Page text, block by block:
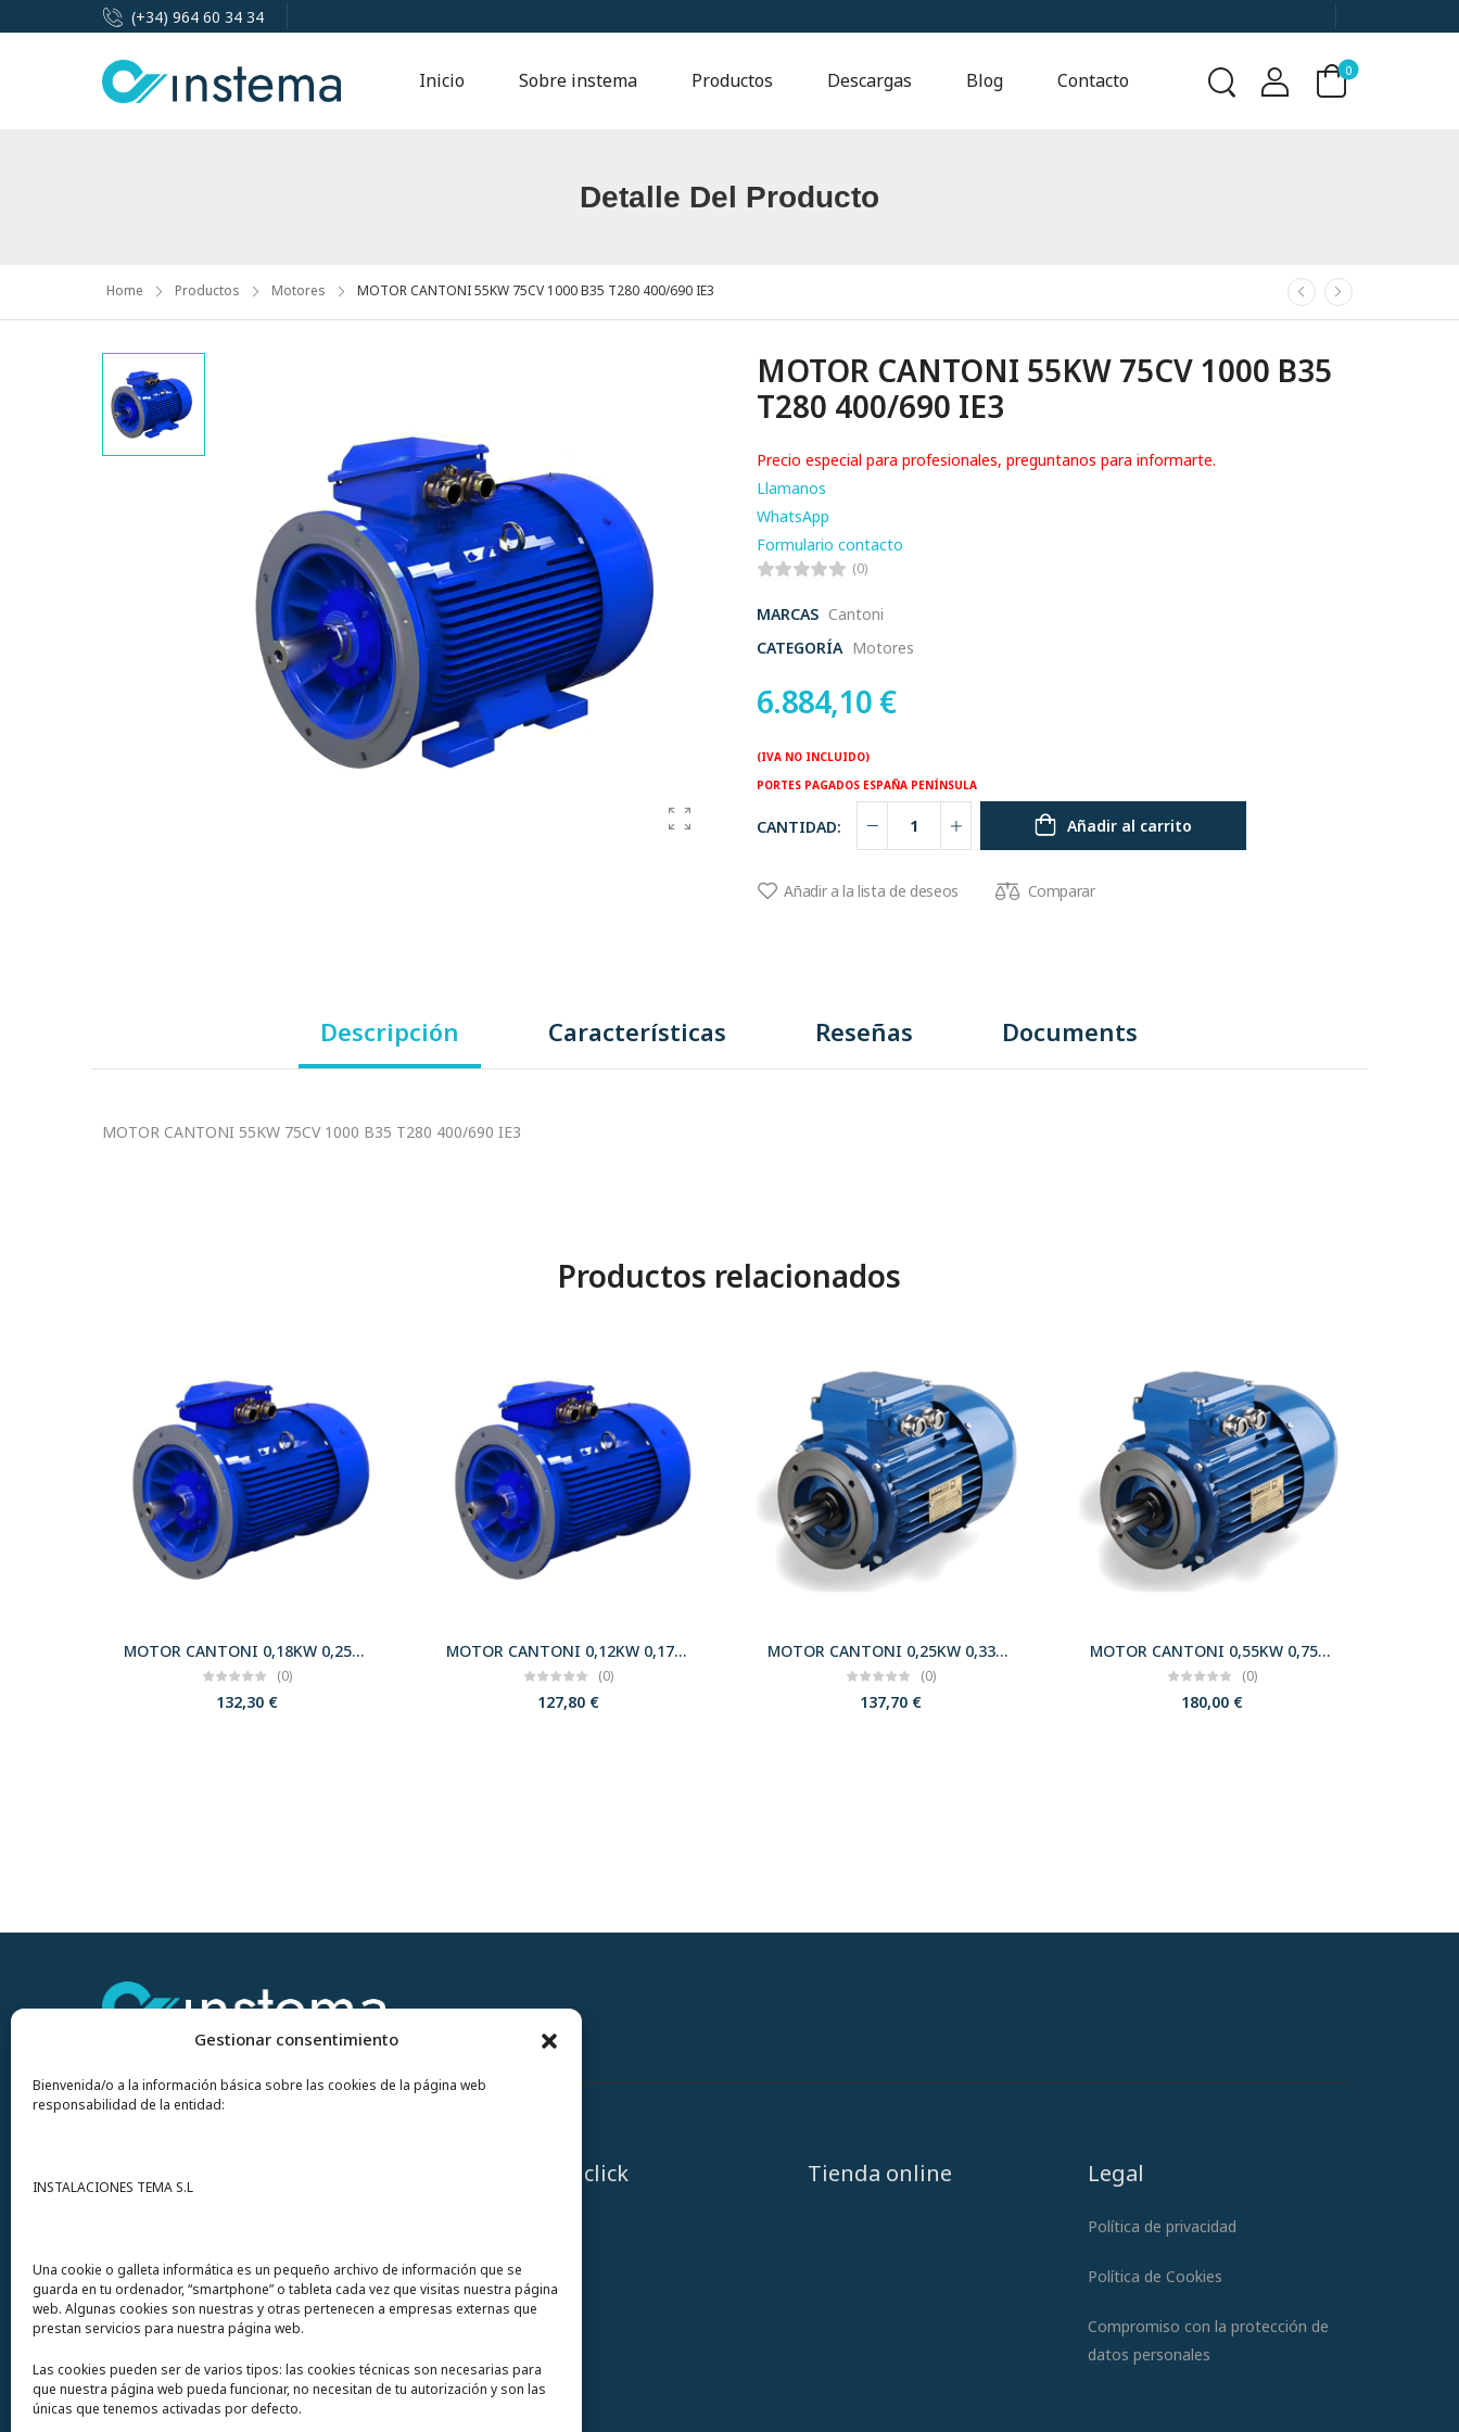
Gestionar consentimiento
Bienvenida/o a la información básica sobre las cookies de la página web
responsabilidad de la entidad:
INSTALACIONES TEMA S.L
Una cookie o galleta informática es un pequeño archivo de información que se
guarda en tu ordenador, “smartphone” o tableta cada vez que visitas nuestra página
web. Algunas cookies son nuestras y otras pertenecen a empresas externas que
prestan servicios para nuestra página web.
Las cookies pueden ser de varios tipos: las cookies técnicas son necesarias para
que nuestra página web pueda funcionar, no necesitan de tu autorización y son las
únicas que tenemos activadas por defecto.
(+34) 964 60 34 34
Inicio Sobre instema Productos Descargas Blog Contacto 0
Detalle Del Producto
Home Productos Motores MOTOR CANTONI 55KW 75CV 1000 B35 T280 400/690 IE3
MOTOR CANTONI 55KW 75CV 1000 B35
T280 400/690 IE3
Precio especial para profesionales, preguntanos para informarte.
Llamanos
WhatsApp
Formulario contacto
(0)
MARCAS Cantoni
CATEGORÍA Motores
6.884,10 €
(IVA NO INCLUIDO)
PORTES PAGADOS ESPAÑA PENÍNSULA
CANTIDAD: Añadir al carrito
Añadir a la lista de deseos Comparar
Descripción Características Reseñas Documents
MOTOR CANTONI 55KW 75CV 1000 B35 T280 400/690 IE3
Productos relacionados
MOTOR CANTONI 0,18KW 0,25CV 3000 B5 T63 230/400 IE2
(0)
132,30 €
MOTOR CANTONI 0,12KW 0,17CV 3000 B5 T56 230/400 IE2
(0)
127,80 €
MOTOR CANTONI 0,25KW 0,33CV 3000 B14 T63 230/400 IE2
(0)
137,70 €
MOTOR CANTONI 0,55KW 0,75CV 3000 B14 T71 230/400 IE2
(0)
180,00 €
S.L. Avda del Mar 72
12200 Onda (Castellón) España
Urgencias y whatsapp649 406 493
A un click Tienda online Legal
Política de privacidad
Política de Cookies
Compromiso con la protección de
datos personales